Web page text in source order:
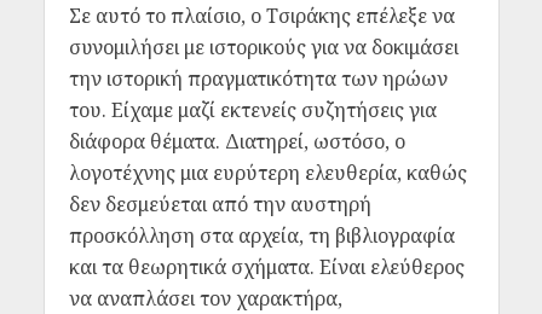
Σε αυτό το πλαίσιο, ο Τσιράκης επέλεξε να
συνομιλήσει με ιστορικούς για να δοκιμάσει
την ιστορική πραγματικότητα των ηρώων
του. Είχαμε μαζί εκτενείς συζητήσεις για
διάφορα θέματα. Διατηρεί, ωστόσο, ο
λογοτέχνης μια ευρύτερη ελευθερία, καθώς
δεν δεσμεύεται από την αυστηρή
προσκόλληση στα αρχεία, τη βιβλιογραφία
και τα θεωρητικά σχήματα. Είναι ελεύθερος
να αναπλάσει τον χαρακτήρα,